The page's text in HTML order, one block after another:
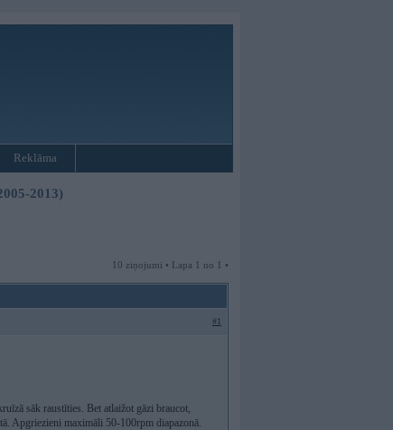
Reklāma
2013)
10 ziņojumi • Lapa 1 no 1 •
#1
sāk raustīties. Bet atlaižot gāzi braucot,
Apgriezieni maximāli 50-100rpm diapazonā.